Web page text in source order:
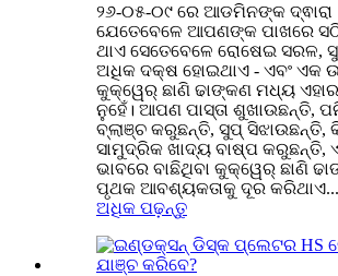
୨୬-୦୫-୦୯ ରେ ଆଡମିନଙ୍କ ଦ୍ଵାରା
ଯେତେବେଳେ ଆପଣଙ୍କ ପାଖରେ
ଥାଏ ସେତେବେଳେ ରୋଷେଇ ସରଳ,
ଅଧିକ ଦକ୍ଷ ହୋଇଥାଏ - ଏବଂ ଏକ
କୁକ୍ୱେର୍ ଛାଣି ଢାଙ୍କଣ ମଧ୍ୟ
ନୁହେଁ। ଆପଣ ପାସ୍ତା ଶୁଖାଉଛନ୍ତି,
ବ୍ଲାଞ୍ଚ କରୁଛନ୍ତି, ସୁପ୍ ସିଝାଉଛନ୍ତି,
ସାମୁଦ୍ରିକ ଖାଦ୍ୟ ବାଷ୍ପ କରୁଛନ୍ତି,
ଭାବରେ ବାଛିଥିବା କୁକ୍ୱେର୍ ଛାଣି
ପୃଥକ ଆବଶ୍ୟକତାକୁ ଦୂର କରିଥାଏ...
ଅଧିକ ପଢ଼ନ୍ତୁ